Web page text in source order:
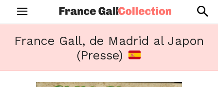
France Gall, de Madrid al Japon
(Presse)